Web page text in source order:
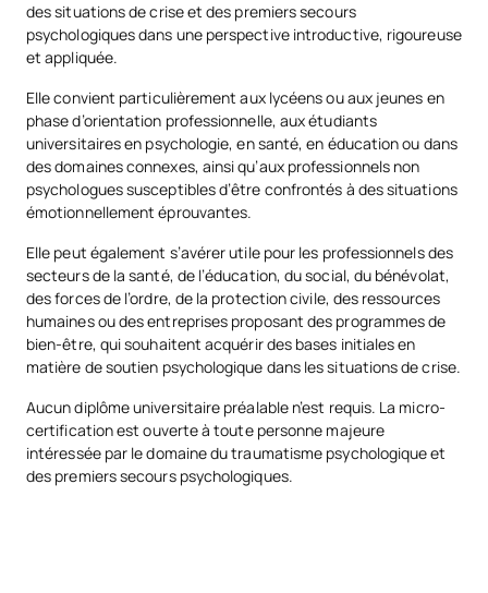
des situations de crise et des premiers secours
psychologiques dans une perspective introductive, rigoureuse
et appliquée.
Elle convient particulièrement aux lycéens ou aux jeunes en
phase d’orientation professionnelle, aux étudiants
universitaires en psychologie, en santé, en éducation ou dans
des domaines connexes, ainsi qu’aux professionnels non
psychologues susceptibles d’être confrontés à des situations
émotionnellement éprouvantes.
Elle peut également s’avérer utile pour les professionnels des
secteurs de la santé, de l’éducation, du social, du bénévolat,
des forces de l’ordre, de la protection civile, des ressources
humaines ou des entreprises proposant des programmes de
bien-être, qui souhaitent acquérir des bases initiales en
matière de soutien psychologique dans les situations de crise.
Aucun diplôme universitaire préalable n’est requis. La micro-
certification est ouverte à toute personne majeure
intéressée par le domaine du traumatisme psychologique et
des premiers secours psychologiques.